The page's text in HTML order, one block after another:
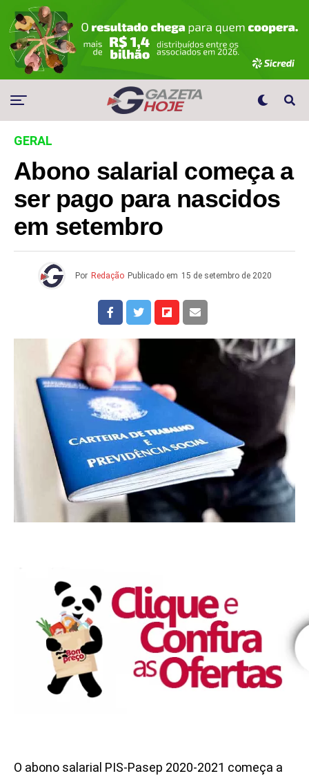
GERAL
Abono salarial começa a
ser pago para nascidos
em setembro
Por Redação Publicado em 15 de setembro de 2020
O abono salarial PIS-Pasep 2020-2021 começa a